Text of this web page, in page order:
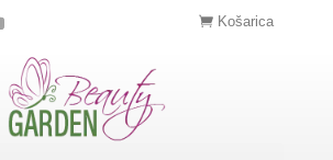
Košarica